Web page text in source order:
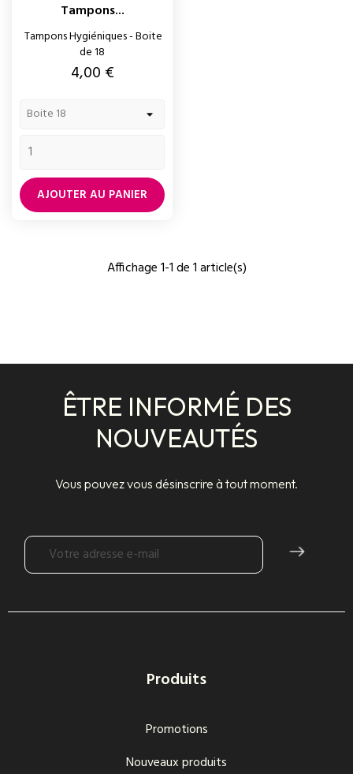
Tampons...
Tampons Hygiéniques - Boite
de 18
Prix
4,00 €
AJOUTER AU PANIER
Affichage 1-1 de 1 article(s)
ÊTRE INFORMÉ DES
NOUVEAUTÉS
Vous pouvez vous désinscrire à tout moment.
Produits
Promotions
Nouveaux produits